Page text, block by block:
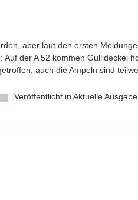
aber laut den ersten
Auf der A 52 kommen Gullideckel
auch die Ampeln sind
Veröffentlicht in Aktuelle Ausgabe